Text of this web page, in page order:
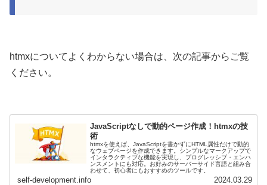
htmxについてよくわからない場合は、次の記事からご覧
ください。
JavaScriptなしで動的ページ作成！htmxの技
術
htmxを使えば、JavaScriptを書かずにHTML属性だけで動的
なウェブページを作成できます。シンプルなマークアップで
インタラクティブな機能を実現し、プログレッシブ・エンハ
ンスメントにも対応。お好みのサーバーサイド言語と組み合
わせて、初心者にもおすすめのツールです。
self-development.info 2024.03.29